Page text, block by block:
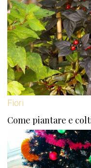
Fiori
Come piantare e